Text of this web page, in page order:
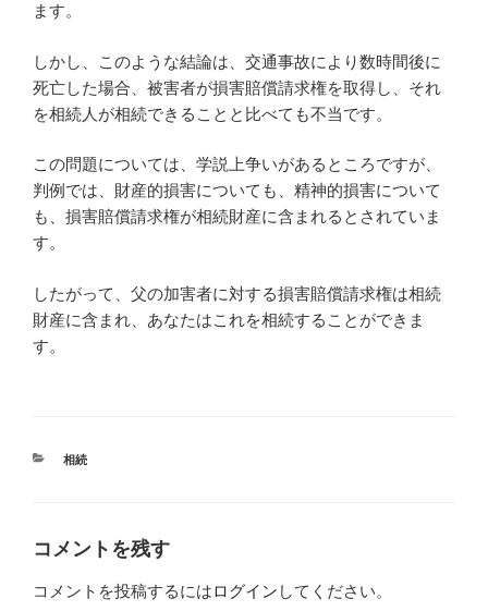
ます。
しかし、このような結論は、交通事故により数時間後に
死亡した場合、被害者が損害賠償請求権を取得し、それ
を相続人が相続できることと比べても不当です。
この問題については、学説上争いがあるところですが、
判例では、財産的損害についても、精神的損害について
も、損害賠償請求権が相続財産に含まれるとされていま
す。
したがって、父の加害者に対する損害賠償請求権は相続
財産に含まれ、あなたはこれを相続することができま
す。
カ
ー
相続
コメントを残す
コメントを投稿するにはログイン してください。